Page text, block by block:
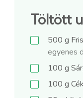
Töltött
500 g
egyenes
100 g
100 g